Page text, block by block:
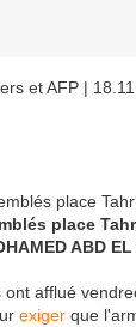
et AFP |
place
ABD
afflué
exiger que